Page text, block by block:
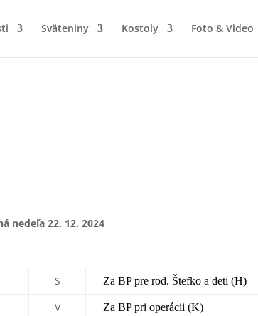
Sväteniny Kostoly Foto & Video
nedeľa 22. 12. 2024
S Za BP pre rod. Štefko a deti (H)
V Za BP pri operácii (K)